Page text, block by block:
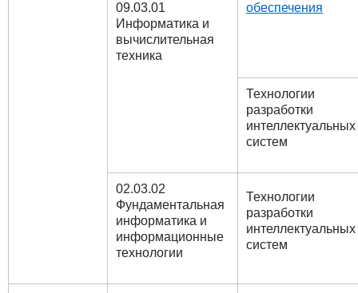
09.03.01
Информатика и
вычислительная
техника
обеспечения
Технологии
разработки
интеллектуальных
систем
02.03.02
Фундаментальная
информатика и
информационные
технологии
Технологии
разработки
интеллектуальных
систем